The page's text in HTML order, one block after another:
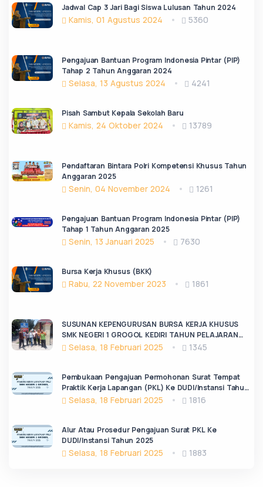
Jadwal Cap 3 Jari Bagi Siswa Lulusan Tahun 2024
Kamis, 01 Agustus 2024 5360
Pengajuan Bantuan Program Indonesia Pintar (PIP)
Tahap 2 Tahun Anggaran 2024
Selasa, 13 Agustus 2024 4241
Pisah Sambut Kepala Sekolah Baru
Kamis, 24 Oktober 2024 13789
Pendaftaran Bintara Polri Kompetensi Khusus Tahun
Anggaran 2025
Senin, 04 November 2024 1261
Pengajuan Bantuan Program Indonesia Pintar (PIP)
Tahap 1 Tahun Anggaran 2025
Senin, 13 Januari 2025 7630
Bursa Kerja Khusus (BKK)
Rabu, 22 November 2023 1861
SUSUNAN KEPENGURUSAN BURSA KERJA KHUSUS
SMK NEGERI 1 GROGOL KEDIRI TAHUN PELAJARAN
2024/2025
Selasa, 18 Februari 2025 1345
Pembukaan Pengajuan Permohonan Surat Tempat
Praktik Kerja Lapangan (PKL) Ke DUDI/Instansi Tahun
2025
Selasa, 18 Februari 2025 1816
Alur Atau Prosedur Pengajuan Surat PKL Ke
DUDI/Instansi Tahun 2025
Selasa, 18 Februari 2025 1883